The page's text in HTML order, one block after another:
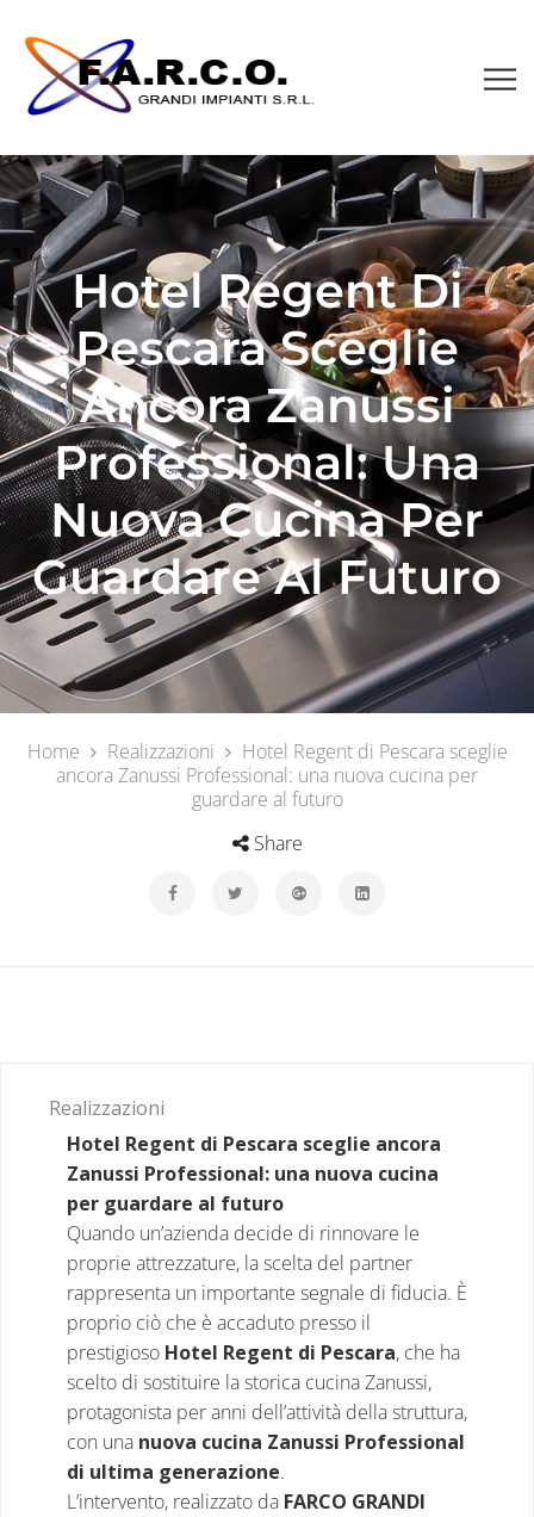
Hotel Regent Di
Pescara Sceglie
Ancora Zanussi
Professional: Una
Nuova Cucina Per
Guardare Al Futuro
Home Realizzazioni
Hotel Regent di Pescara sceglie
ancora Zanussi Professional: una nuova cucina per
guardare al futuro
Share
Realizzazioni
Hotel Regent di Pescara sceglie ancora
Zanussi Professional: una nuova cucina
per guardare al futuro
Quando un’azienda decide di rinnovare le
proprie attrezzature, la scelta del partner
rappresenta un importante segnale di fiducia. È
proprio ciò che è accaduto presso il
prestigioso Hotel Regent di Pescara, che ha
scelto di sostituire la storica cucina Zanussi,
protagonista per anni dell’attività della struttura,
con una nuova cucina Zanussi Professional
di ultima generazione.
L’intervento, realizzato da FARCO GRANDI